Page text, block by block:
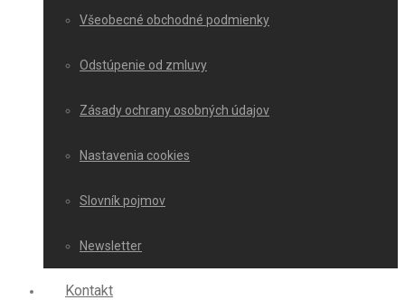
Všeobecné obchodné podmienky
Odstúpenie od zmluvy
Zásady ochrany osobných údajov
Nastavenia cookies
Slovník pojmov
Newsletter
Kontakt